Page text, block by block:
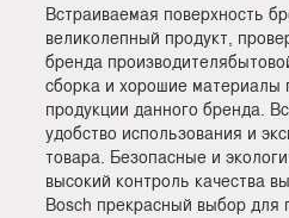
Встраиваемая поверхность
великолепный продукт,
бренда
сборка и хорошие материалы
продукции данного бренда.
удобство использования и
товара. Безопасные и
высокий контроль качества
Bosch прекрасный выбор для